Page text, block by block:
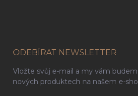
ODEBÍRAT NEWSLETTER
Vložte svůj e-mail a my vám
nových produktech na našem e-